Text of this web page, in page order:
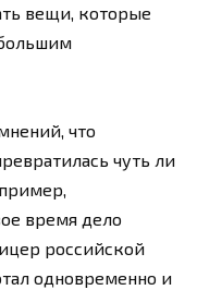
вещи, которые
что
чуть ли
время дело
российской
одновременно и